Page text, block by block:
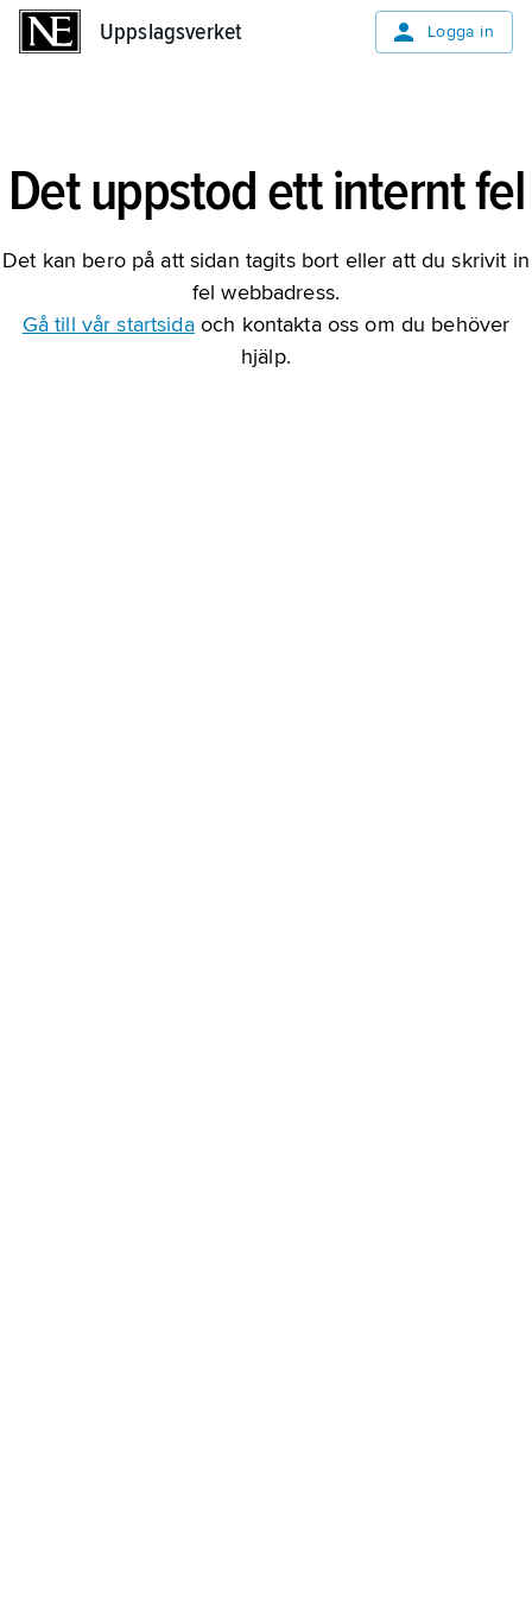
Uppslagsverket Logga in
Det uppstod ett internt fel
Det kan bero på att sidan tagits bort eller att du skrivit in
fel webbadress.
Gå till vår startsidaoch kontakta oss om du behöver
hjälp.